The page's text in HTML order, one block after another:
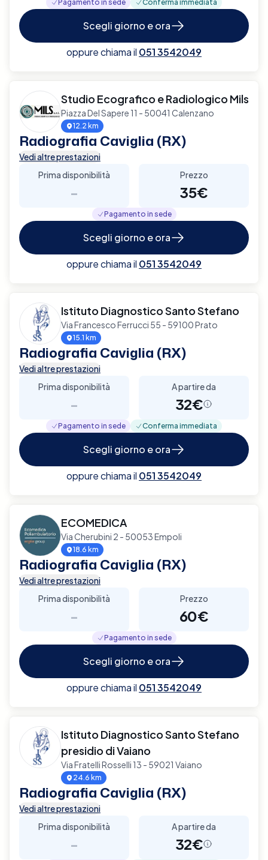
Pagamento in sede Conferma immediata
Scegli giorno e ora
oppure chiama il 051 3542049
Studio Ecografico e Radiologico Mils
Piazza Del Sapere 11 - 50041 Calenzano
12.2 km
Radiografia Caviglia (RX)
Vedi altre prestazioni
Prima disponibilità
-
Prezzo
35€
Pagamento in sede
Scegli giorno e ora
oppure chiama il 051 3542049
Istituto Diagnostico Santo Stefano
Via Francesco Ferrucci 55 - 59100 Prato
15.1 km
Radiografia Caviglia (RX)
Vedi altre prestazioni
Prima disponibilità
-
A partire da
32€
Pagamento in sede Conferma immediata
Scegli giorno e ora
oppure chiama il 051 3542049
ECOMEDICA
Via Cherubini 2 - 50053 Empoli
18.6 km
Radiografia Caviglia (RX)
Vedi altre prestazioni
Prima disponibilità
-
Prezzo
60€
Pagamento in sede
Scegli giorno e ora
oppure chiama il 051 3542049
Istituto Diagnostico Santo Stefano
presidio di Vaiano
Via Fratelli Rosselli 13 - 59021 Vaiano
24.6 km
Radiografia Caviglia (RX)
Vedi altre prestazioni
Prima disponibilità
-
A partire da
32€